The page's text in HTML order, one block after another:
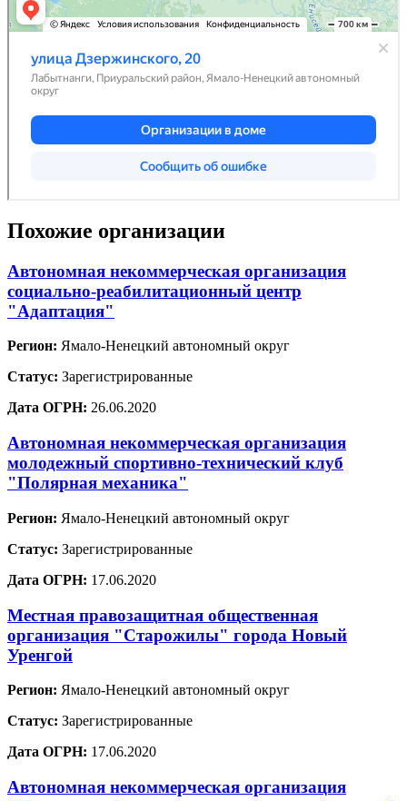
Похожие организации
Автономная некоммерческая организация
социально-реабилитационный центр
"Адаптация"
Регион: Ямало-Ненецкий автономный округ
Статус: Зарегистрированные
Дата ОГРН: 26.06.2020
Автономная некоммерческая организация
молодежный спортивно-технический клуб
"Полярная механика"
Регион: Ямало-Ненецкий автономный округ
Статус: Зарегистрированные
Дата ОГРН: 17.06.2020
Местная правозащитная общественная
организация "Старожилы" города Новый
Уренгой
Регион: Ямало-Ненецкий автономный округ
Статус: Зарегистрированные
Дата ОГРН: 17.06.2020
Автономная некоммерческая организация